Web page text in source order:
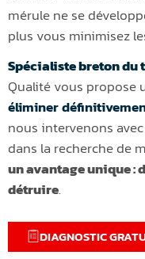
mérule ne se
plus vous minimisez
Spécialiste breton du
Qualité vous propose
éliminer
nous intervenons
dans la recherche de
un avantage unique :
détruire.
DIAGNOSTIC